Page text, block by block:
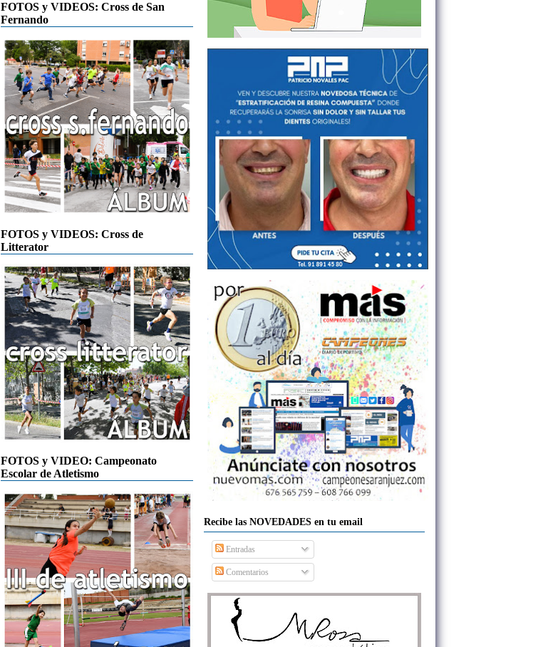
FOTOS y VIDEOS: Cross de San
Fernando
FOTOS y VIDEOS: Cross de
Litterator
FOTOS y VIDEO: Campeonato
Escolar de Atletismo
Recibe las NOVEDADES en tu email
Entradas
Comentarios